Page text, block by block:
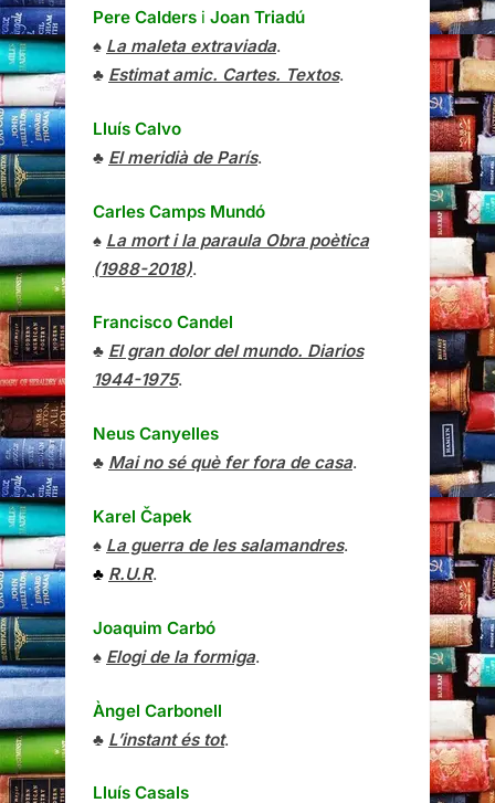
Pere Calders i Joan Triadú
♠ La maleta extraviada.
♣ Estimat amic. Cartes. Textos.
Lluís Calvo
♣ El meridià de París.
Carles Camps Mundó
♠ La mort i la paraula Obra poètica
(1988-2018).
Francisco Candel
♣ El gran dolor del mundo. Diarios
1944-1975.
Neus Canyelles
♣ Mai no sé què fer fora de casa.
Karel Čapek
♠ La guerra de les salamandres.
♣ R.U.R.
Joaquim Carbó
♠ Elogi de la formiga.
Àngel Carbonell
♣ L’instant és tot.
Lluís Casals